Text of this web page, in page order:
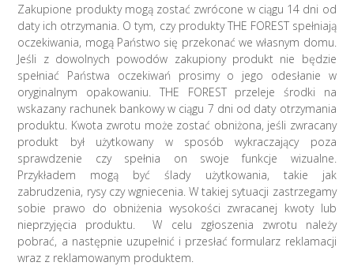
Zakupione produkty mogą zostać zwrócone w ciągu 14 dni od
daty ich otrzymania. O tym, czy produkty THE FOREST spełniają
oczekiwania, mogą Państwo się przekonać we własnym domu.
Jeśli z dowolnych powodów zakupiony produkt nie będzie
spełniać Państwa oczekiwań prosimy o jego odesłanie w
oryginalnym opakowaniu. THE FOREST przeleje środki na
wskazany rachunek bankowy w ciągu 7 dni od daty otrzymania
produktu. Kwota zwrotu może zostać obniżona, jeśli zwracany
produkt był użytkowany w sposób wykraczający poza
sprawdzenie czy spełnia on swoje funkcje wizualne.
Przykładem mogą być ślady użytkowania, takie jak
zabrudzenia, rysy czy wgniecenia. W takiej sytuacji zastrzegamy
sobie prawo do obniżenia wysokości zwracanej kwoty lub
nieprzyjęcia produktu. W celu zgłoszenia zwrotu należy
pobrać, a następnie uzupełnić i przesłać formularz reklamacji
wraz z reklamowanym produktem.